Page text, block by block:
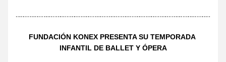
FUNDACIÓN KONEX PRESENTA SU TEMPORADA
INFANTIL DE BALLET Y ÓPERA